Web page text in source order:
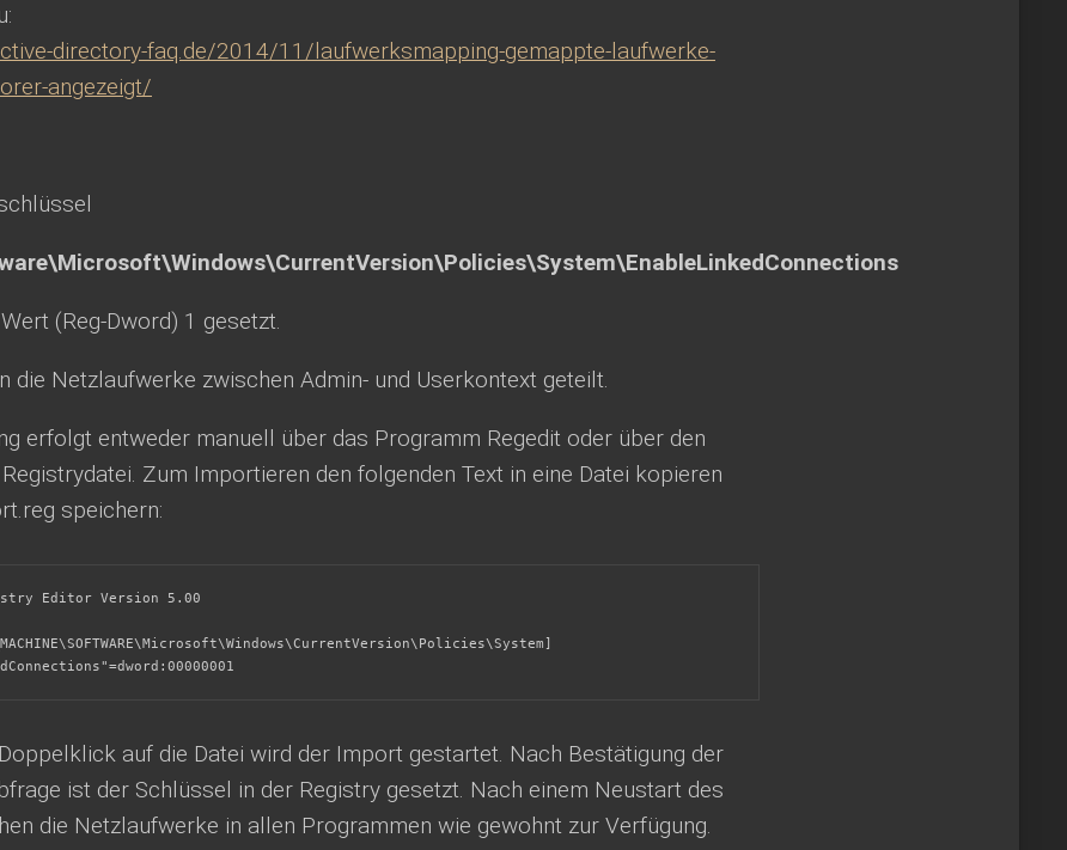
directory-faq.de/2014/11/laufwerksmapping-gemappte-laufwerke-
angezeigt/
(Reg-Dword) 1 gesetzt.
die Netzlaufwerke zwischen Admin- und Userkontext geteilt.
erfolgt entweder manuell über das Programm Regedit oder über den
Zum Importieren den folgenden Text in eine Datei kopieren
speichern:
Editor Version 5.00
auf die Datei wird der Import gestartet. Nach Bestätigung der
ist der Schlüssel in der Registry gesetzt. Nach einem Neustart des
die Netzlaufwerke in allen Programmen wie gewohnt zur Verfügung.